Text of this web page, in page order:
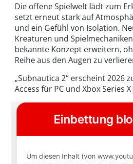
Die offene Spielwelt lädt zum
setzt erneut stark auf
und ein Gefühl von Isolation.
Kreaturen und
bekannte Konzept erweitern,
Reihe aus den Augen zu
„Subnautica 2“ erscheint 2026
Access für PC und Xbox Series